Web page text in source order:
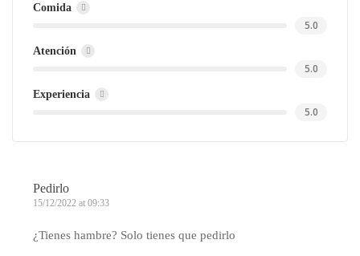
Comida
5.0
Atención
5.0
Experiencia
5.0
Pedirlo
15/12/2022 at 09:33
¿Tienes hambre? Solo tienes que pedirlo